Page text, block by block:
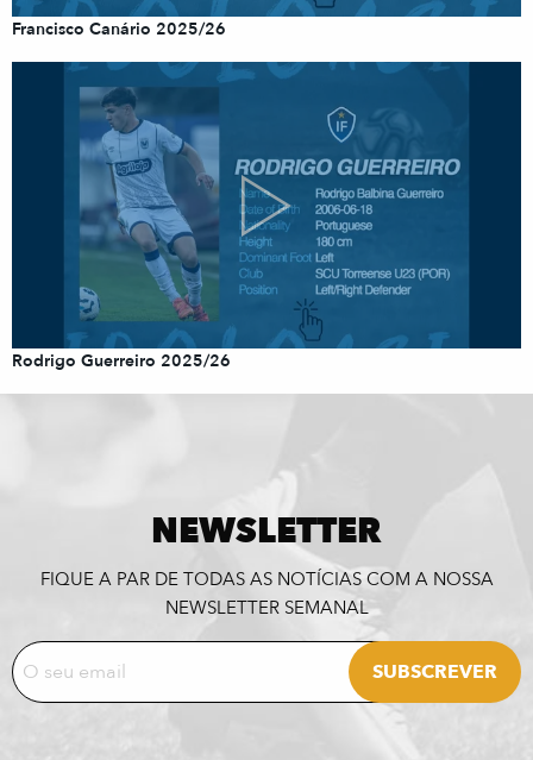
Francisco Canário 2025/26
Rodrigo Guerreiro 2025/26
NEWSLETTER
FIQUE A PAR DE TODAS AS NOTÍCIAS COM A NOSSA
NEWSLETTER SEMANAL